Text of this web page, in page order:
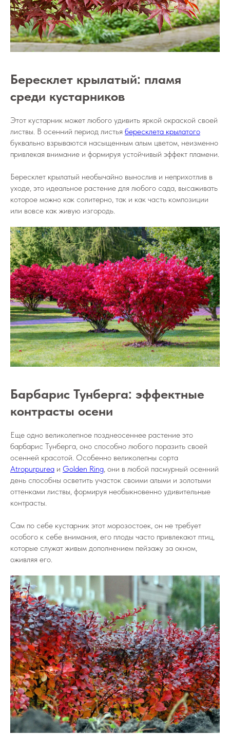
Бересклет крылатый: пламя
среди кустарников
Этот кустарник может любого удивить яркой окраской своей
листвы. В осенний период листья бересклета крылатого
буквально взрываются насыщенным алым цветом, неизменно
привлекая внимание и формируя устойчивый эффект пламени.
Бересклет крылатый необычайно вынослив и неприхотлив в
уходе, это идеальное растение для любого сада, высаживать
которое можно как солитерно, так и как часть композиции
или вовсе как живую изгородь.
Барбарис Тунберга: эффектные
контрасты осени
Еще одно великолепное позднеосеннее растение это
барбарис Тунберга, оно способно любого поразить своей
осенней красотой. Особенно великолепны сорта
Atropurpurea и Golden Ring, они в любой пасмурный осенний
день способны осветить участок своими алыми и золотыми
оттенками листвы, формируя необыкновенно удивительные
контрасты.
Сам по себе кустарник этот морозостоек, он не требует
особого к себе внимания, его плоды часто привлекают птиц,
которые служат живым дополнением пейзажу за окном,
оживляя его.